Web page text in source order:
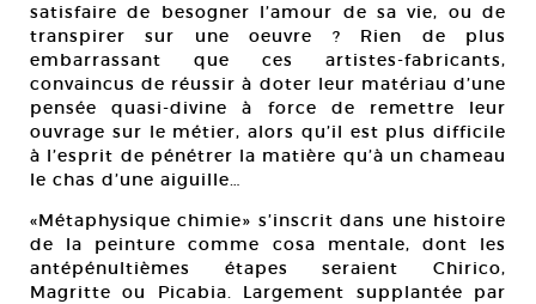
satisfaire de besogner l’amour de sa vie, ou de
transpirer sur une oeuvre ? Rien de plus
embarrassant que ces artistes-fabricants,
convaincus de réussir à doter leur matériau d’une
pensée quasi-divine à force de remettre leur
ouvrage sur le métier, alors qu’il est plus difficile
à l’esprit de pénétrer la matière qu’à un chameau
le chas d’une aiguille…
«Métaphysique chimie» s’inscrit dans une histoire
de la peinture comme cosa mentale, dont les
antépénultièmes étapes seraient Chirico,
Magritte ou Picabia. Largement supplantée par